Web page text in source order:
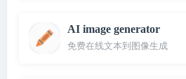
AI image generator
免费在线文本到图像生成